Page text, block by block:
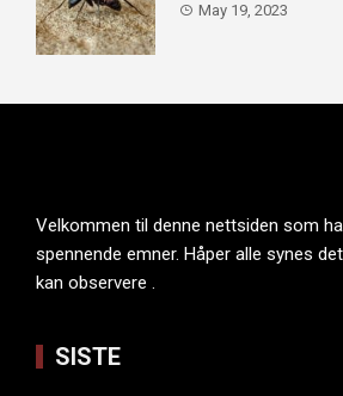
May 19, 2023
Velkommen til denne nettsiden som
spennende emner. Håper alle synes
kan observere .
SISTE